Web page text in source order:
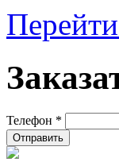
Телефон *